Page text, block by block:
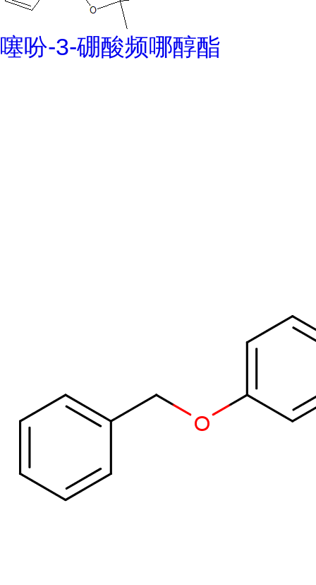
噻吩-3-硼酸频哪醇酯